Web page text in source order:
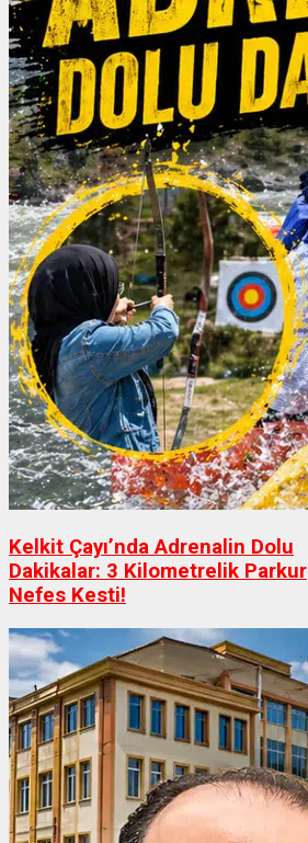
Kelkit Çayı’nda Adrenalin Dolu
Dakikalar: 3 Kilometrelik Parkur
Nefes Kesti!